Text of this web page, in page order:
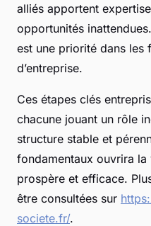
alliés apportent
opportunités
est une priorité dans les
d’entreprise.
Ces étapes clés
chacune jouant un rôle
structure stable et
fondamentaux ouvrira
prospère et efficace.
être consultées sur
societe.fr/.